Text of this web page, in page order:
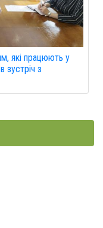
які працюють у
зустріч з